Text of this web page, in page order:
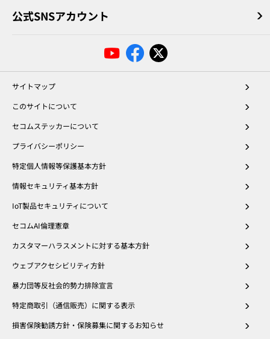
公式SNSアカウント
サイトマップ
このサイトについて
セコムステッカーについて
プライバシーポリシー
特定個人情報等保護基本方針
情報セキュリティ基本方針
IoT製品セキュリティについて
セコムAI倫理憲章
カスタマーハラスメントに対する基本方針
ウェブアクセシビリティ方針
暴力団等反社会的勢力排除宣言
特定商取引（通信販売）に関する表示
損害保険勧誘方針・保険募集に関するお知らせ